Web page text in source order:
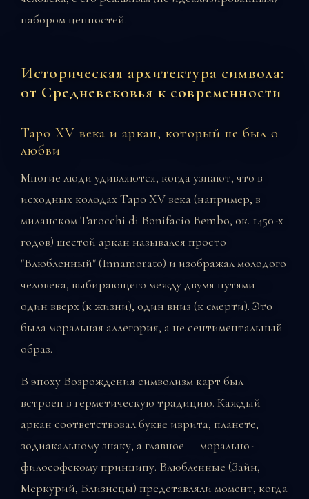
набором ценностей.
Историческая архитектура символа:
от Средневековья к современности
Таро XV века и аркан, который не был о
любви
Многие люди удивляются, когда узнают, что в
исходных колодах Таро XV века (например, в
миланском Tarocchi di Bonifacio Bembo, ок. 1450-х
годов) шестой аркан назывался просто
"Влюбленный" (Innamorato) и изображал молодого
человека, выбирающего между двумя путями —
один вверх (к жизни), один вниз (к смерти). Это
была моральная аллегория, а не сентиментальный
образ.
В эпоху Возрождения символизм карт был
встроен в герметическую традицию. Каждый
аркан соответствовал букве иврита, планете,
зодиакальному знаку, а главное — морально-
философскому принципу. Влюблённые (Зайн,
Меркурий, Близнецы) представляли момент, когда